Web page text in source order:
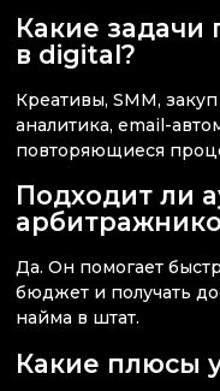
Какие задачи
в digital?
Креативы, SMM,
аналитика, email-
повторяющиеся
Подходит ли
Да. Он помогает
бюджет и получать
найма в штат.
Какие плюсы